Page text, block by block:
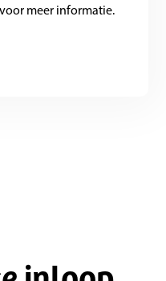
meer informatie.